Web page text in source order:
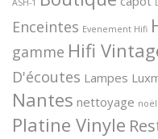
Enceintes Evenement Hifi
gamme Hifi
D'écoutes Lampes
Nantes nettoyage noël
Platine Vinyle